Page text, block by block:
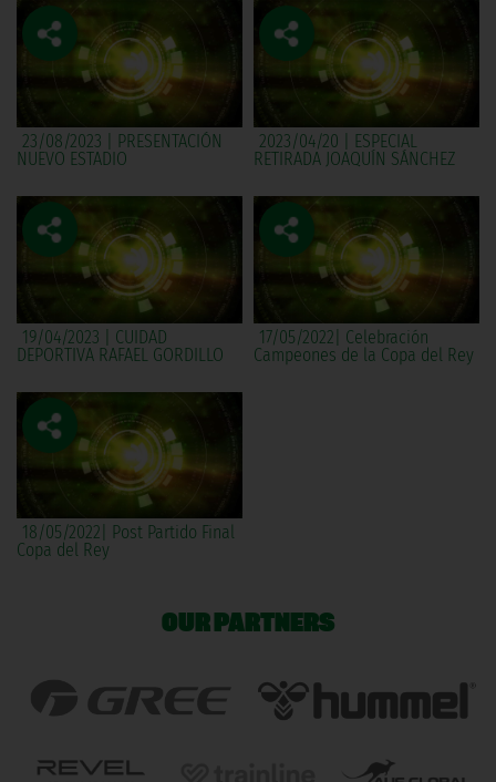
23/08/2023 | PRESENTACIÓN
NUEVO ESTADIO
2023/04/20 | ESPECIAL
RETIRADA JOAQUÍN SÁNCHEZ
19/04/2023 | CUIDAD
DEPORTIVA RAFAEL GORDILLO
17/05/2022| Celebración
Campeones de la Copa del Rey
18/05/2022| Post Partido Final
Copa del Rey
OUR PARTNERS